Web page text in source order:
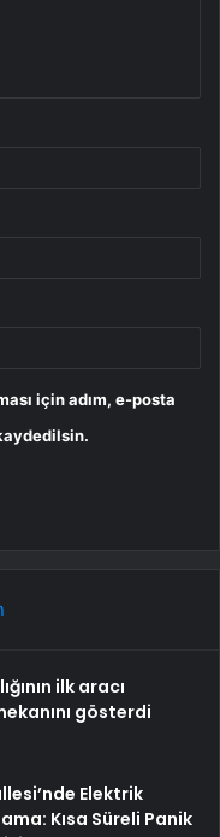
için adım, e-posta
ilk aracı
gösterdi
Elektrik
Kısa Süreli Panik